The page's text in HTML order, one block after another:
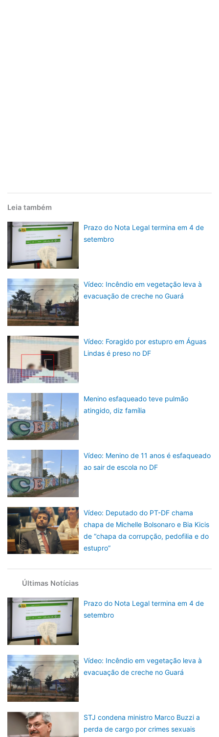
Leia também
Prazo do Nota Legal termina em 4 de
setembro
Vídeo: Incêndio em vegetação leva à
evacuação de creche no Guará
Vídeo: Foragido por estupro em Águas
Lindas é preso no DF
Menino esfaqueado teve pulmão
atingido, diz família
Vídeo: Menino de 11 anos é esfaqueado
ao sair de escola no DF
Vídeo: Deputado do PT-DF chama
chapa de Michelle Bolsonaro e Bia Kicis
de “chapa da corrupção, pedofilia e do
estupro”
Últimas Notícias
Prazo do Nota Legal termina em 4 de
setembro
Vídeo: Incêndio em vegetação leva à
evacuação de creche no Guará
STJ condena ministro Marco Buzzi a
perda de cargo por crimes sexuais